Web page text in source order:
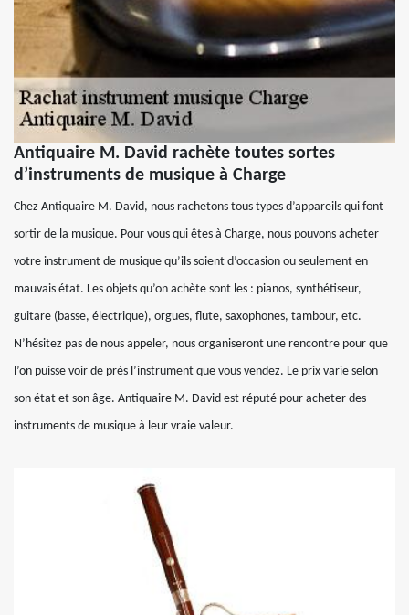
Antiquaire M. David rachète toutes sortes
d’instruments de musique à Charge
Chez Antiquaire M. David, nous rachetons tous types d’appareils qui font
sortir de la musique. Pour vous qui êtes à Charge, nous pouvons acheter
votre instrument de musique qu’ils soient d’occasion ou seulement en
mauvais état. Les objets qu’on achète sont les : pianos, synthétiseur,
guitare (basse, électrique), orgues, flute, saxophones, tambour, etc.
N’hésitez pas de nous appeler, nous organiseront une rencontre pour que
l’on puisse voir de près l’instrument que vous vendez. Le prix varie selon
son état et son âge. Antiquaire M. David est réputé pour acheter des
instruments de musique à leur vraie valeur.